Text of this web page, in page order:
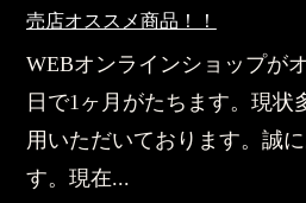
売店オススメ商品！！
WEBオンラインショップが
日で1ヶ月がたちます。現状
用いただいております。誠
す。現在...